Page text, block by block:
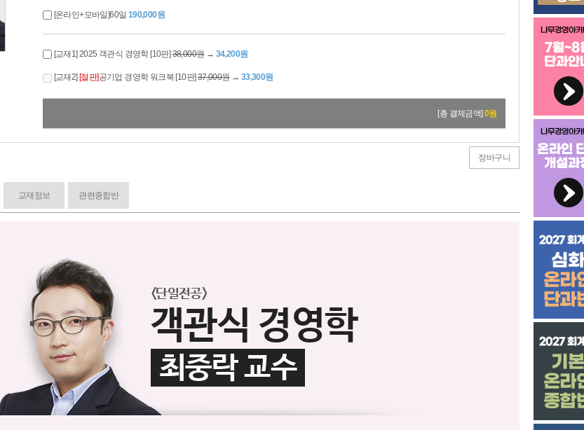
[온라인+모바일]60일 190,000원
[교재1] 2025 객관식 경영학 [10판]38,000원→ 34,200원
[교재2] [절판]공기업 경영학 워크북 [10판]37,000원→ 33,300원
[총 결제금액]0원
장바구니
교재정보 관련종합반
<단일전공>
객관식 경영학
최중락 교수